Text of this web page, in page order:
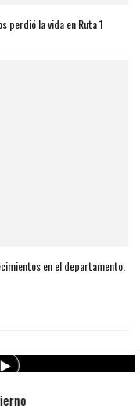
perdió la vida en Ruta 1
en el departamento.